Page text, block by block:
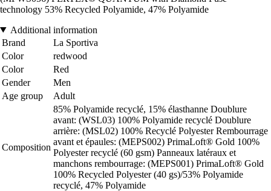
technology 53% Recycled Polyamide, 47% Polyamide
Additional information
Brand
La Sportiva
Color
redwood
Color
Red
Gender
Men
Age group
Adult
Composition
85% Polyamide recyclé, 15% élasthanne Doublure
avant: (WSL03) 100% Polyamide recyclé Doublure
arrière: (MSL02) 100% Recyclé Polyester Rembourrage
avant et épaules: (MEPS002) PrimaLoft® Gold 100%
Polyester recyclé (60 gsm) Panneaux latéraux et
manchons rembourrage: (MEPS001) PrimaLoft® Gold
100% Recycled Polyester (40 gs)/53% Polyamide
recyclé, 47% Polyamide